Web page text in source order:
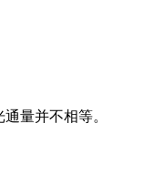
量并不相等。